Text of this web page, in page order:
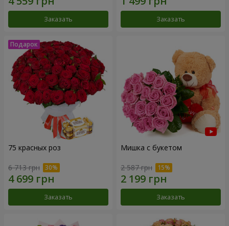
Заказать Заказать
75 красных роз
6 713 грн
Заказать
Мишка с букетом
2 587 грн
Заказать